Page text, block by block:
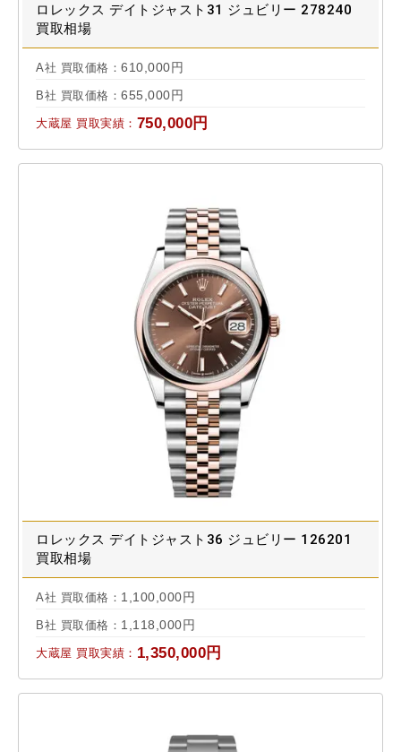
ロレックス デイトジャスト31 ジュビリー 278240
買取相場
A社 買取価格： 610,000円
B社 買取価格： 655,000円
大蔵屋 買取実績： 750,000円
ロレックス デイトジャスト36 ジュビリー 126201
買取相場
A社 買取価格： 1,100,000円
B社 買取価格： 1,118,000円
大蔵屋 買取実績： 1,350,000円